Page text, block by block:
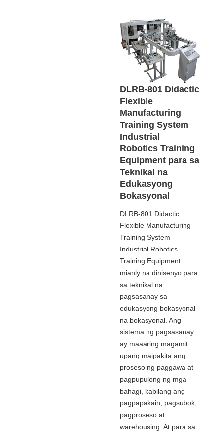
DLRB-801 Didactic
Flexible
Manufacturing
Training System
Industrial
Robotics Training
Equipment para sa
Teknikal na
Edukasyong
Bokasyonal
DLRB-801 Didactic
Flexible Manufacturing
Training System
Industrial Robotics
Training Equipment
mianly na dinisenyo para
sa teknikal na
pagsasanay sa
edukasyong bokasyonal
na bokasyonal. Ang
sistema ng pagsasanay
ay maaaring magamit
upang maipakita ang
proseso ng paggawa at
pagpupulong ng mga
bahagi, kabilang ang
pagpapakain, pagsubok,
pagproseso at
warehousing. At para sa